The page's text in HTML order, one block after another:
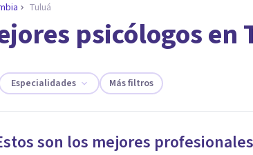
TERAPEUTA
ayuda para encontrar el
cuestionario
Tuluá
psicólogos
Especialidades Más filtros
son los mejores